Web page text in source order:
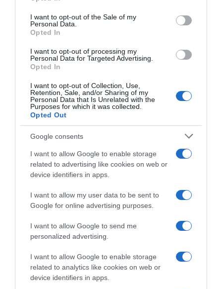
use your data for below specified purposes in below Google
consent section.
I want to opt-out of the Sale of my
Personal Data.
Opted In
I want to opt-out of processing my
Personal Data for Targeted Advertising.
Opted In
I want to opt-out of Collection, Use,
Retention, Sale, and/or Sharing of my
Personal Data that Is Unrelated with the
Purposes for which it was collected.
Opted Out
Google consents
I want to allow Google to enable storage
related to advertising like cookies on web or
device identifiers in apps.
I want to allow my user data to be sent to
Google for online advertising purposes.
I want to allow Google to send me
personalized advertising.
I want to allow Google to enable storage
related to analytics like cookies on web or
device identifiers in apps.
ΔΙΕΘΝΗ
“Πάνε καλά” για τον Τραμπ οι
διαπραγματεύσεις, “καμιά πρόοδος” κατά το
Ιράν – Ξανά κοντά στα 100 δολάρια το
πετρέλαιο
Παραμένει η ένταση στη Μέση Ανατολή εν μέσω
αντικρουόμενων δηλώσεων
04.06.2026 - 07:19